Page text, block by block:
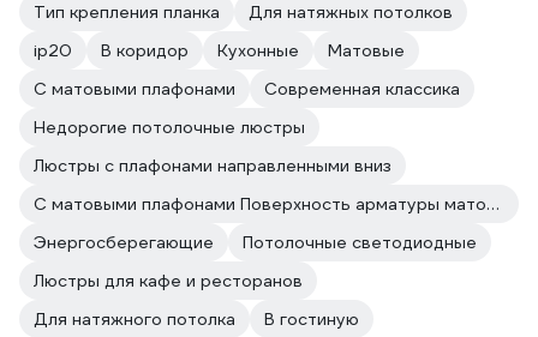
Тип крепления планка
Для натяжных потолков
ip20
В коридор Кухонные
Матовые
С матовыми плафонами
Современная классика
Недорогие потолочные люстры
Люстры с плафонами направленными вниз
С матовыми плафонами Поверхность арматуры матовая
Энергосберегающие
Потолочные светодиодные
Люстры для кафе и ресторанов
Для натяжного потолка
В гостиную